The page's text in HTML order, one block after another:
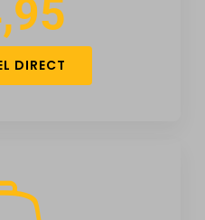
DIRECT